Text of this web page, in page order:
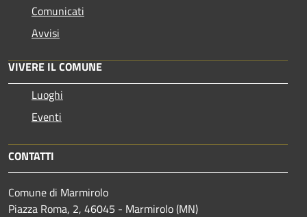
Comunicati
Avvisi
VIVERE IL COMUNE
Luoghi
Eventi
CONTATTI
Comune di Marmirolo
Piazza Roma, 2, 46045 - Marmirolo (MN)